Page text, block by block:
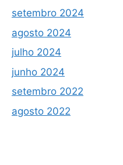
setembro 2024
agosto 2024
julho 2024
junho 2024
setembro 2022
agosto 2022